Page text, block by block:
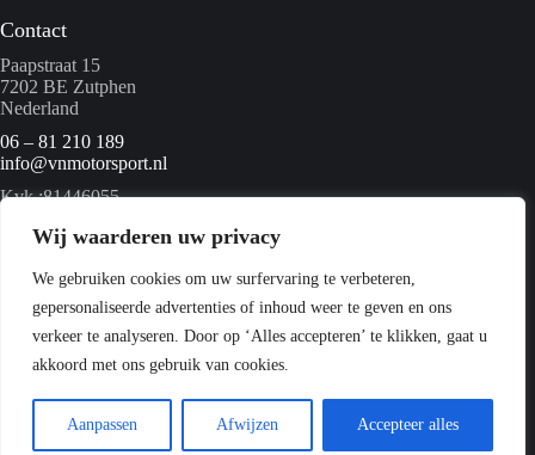
Wij waarderen uw privacy
We gebruiken cookies om uw surfervaring te verbeteren,
gepersonaliseerde advertenties of inhoud weer te geven en ons
verkeer te analyseren. Door op ‘Alles accepteren’ te klikken, gaat u
akkoord met ons gebruik van cookies.
Aanpassen Afwijzen Accepteer alles
Contact
Paapstraat 15
7202 BE Zutphen
Nederland
06 – 81 210 189
info@vnmotorsport.nl
Kvk :81446055
Menu
Home
Quads
Over ons